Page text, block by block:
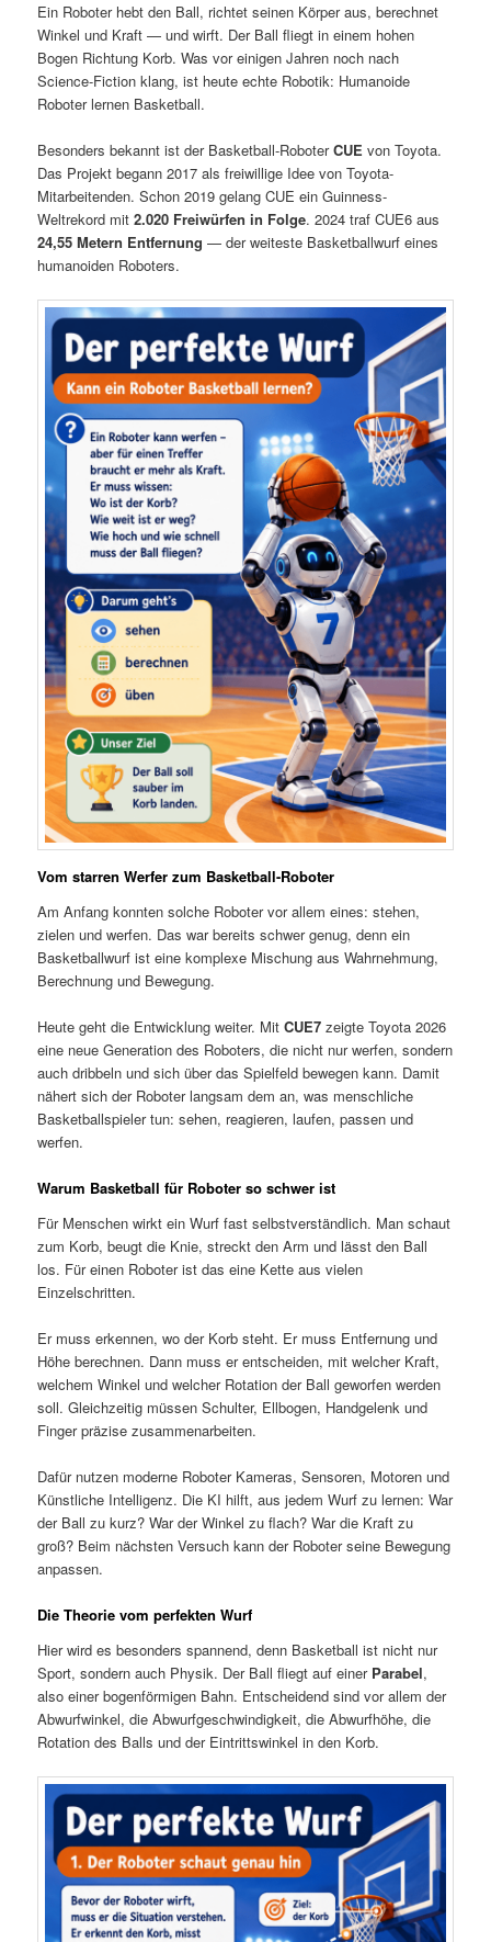
Ein Roboter hebt den Ball, richtet seinen Körper aus, berechnet
Winkel und Kraft — und wirft. Der Ball fliegt in einem hohen
Bogen Richtung Korb. Was vor einigen Jahren noch nach
Science-Fiction klang, ist heute echte Robotik: Humanoide
Roboter lernen Basketball.
Besonders bekannt ist der Basketball-RoboterCUE von Toyota.
Das Projekt begann 2017 als freiwillige Idee von Toyota-
Mitarbeitenden. Schon 2019 gelang CUE ein Guinness-
Weltrekord mit2.020 Freiwürfen in Folge. 2024 traf CUE6 aus
24,55 Metern Entfernung — der weiteste Basketballwurf eines
humanoiden Roboters.
Vom starren Werfer zum Basketball-Roboter
Am Anfang konnten solche Roboter vor allem eines: stehen,
zielen und werfen. Das war bereits schwer genug, denn ein
Basketballwurf ist eine komplexe Mischung aus Wahrnehmung,
Berechnung und Bewegung.
Heute geht die Entwicklung weiter. MitCUE7 zeigte Toyota 2026
eine neue Generation des Roboters, die nicht nur werfen, sondern
auch dribbeln und sich über das Spielfeld bewegen kann. Damit
nähert sich der Roboter langsam dem an, was menschliche
Basketballspieler tun: sehen, reagieren, laufen, passen und
werfen.
Warum Basketball für Roboter so schwer ist
Für Menschen wirkt ein Wurf fast selbstverständlich. Man schaut
zum Korb, beugt die Knie, streckt den Arm und lässt den Ball
los. Für einen Roboter ist das eine Kette aus vielen
Einzelschritten.
Er muss erkennen, wo der Korb steht. Er muss Entfernung und
Höhe berechnen. Dann muss er entscheiden, mit welcher Kraft,
welchem Winkel und welcher Rotation der Ball geworfen werden
soll. Gleichzeitig müssen Schulter, Ellbogen, Handgelenk und
Finger präzise zusammenarbeiten.
Dafür nutzen moderne Roboter Kameras, Sensoren, Motoren und
Künstliche Intelligenz. Die KI hilft, aus jedem Wurf zu lernen: War
der Ball zu kurz? War der Winkel zu flach? War die Kraft zu
groß? Beim nächsten Versuch kann der Roboter seine Bewegung
anpassen.
Die Theorie vom perfekten Wurf
Hier wird es besonders spannend, denn Basketball ist nicht nur
Sport, sondern auch Physik. Der Ball fliegt auf einer Parabel,
also einer bogenförmigen Bahn. Entscheidend sind vor allem der
Abwurfwinkel, die Abwurfgeschwindigkeit, die Abwurfhöhe, die
Rotation des Balls und der Eintrittswinkel in den Korb.